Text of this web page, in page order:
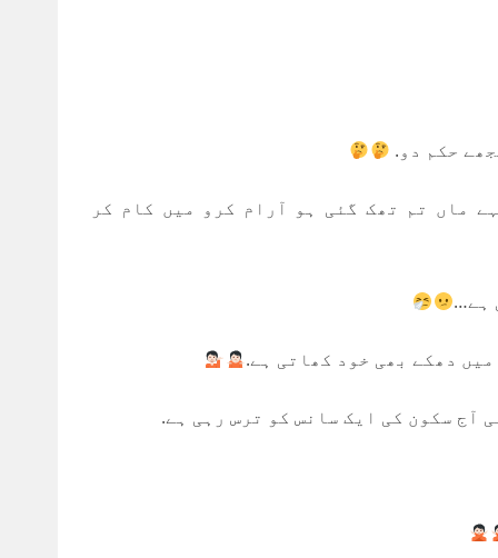
حکم دو.
ماں تم تھک گئی ہو آرام کرو میں کام کر
ہے…
دھکے بھی خود کھاتی ہے.
آج سکون کی ایک سانس کو ترس رہی ہے.